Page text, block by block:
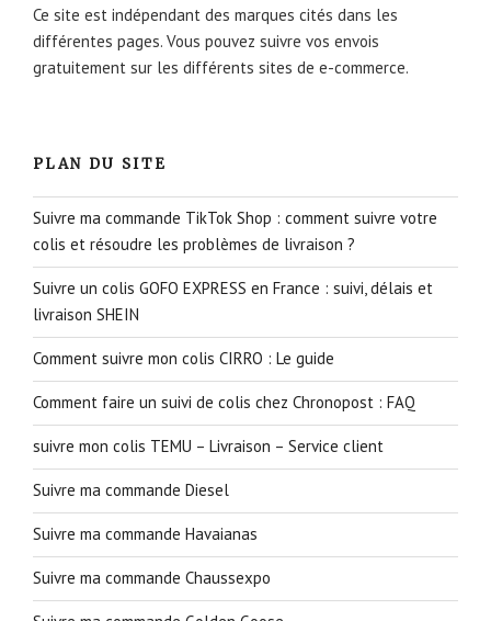
Ce site est indépendant des marques cités dans les
différentes pages. Vous pouvez suivre vos envois
gratuitement sur les différents sites de e-commerce.
PLAN DU SITE
Suivre ma commande TikTok Shop : comment suivre votre
colis et résoudre les problèmes de livraison ?
Suivre un colis GOFO EXPRESS en France : suivi, délais et
livraison SHEIN
Comment suivre mon colis CIRRO : Le guide
Comment faire un suivi de colis chez Chronopost : FAQ
suivre mon colis TEMU – Livraison – Service client
Suivre ma commande Diesel
Suivre ma commande Havaianas
Suivre ma commande Chaussexpo